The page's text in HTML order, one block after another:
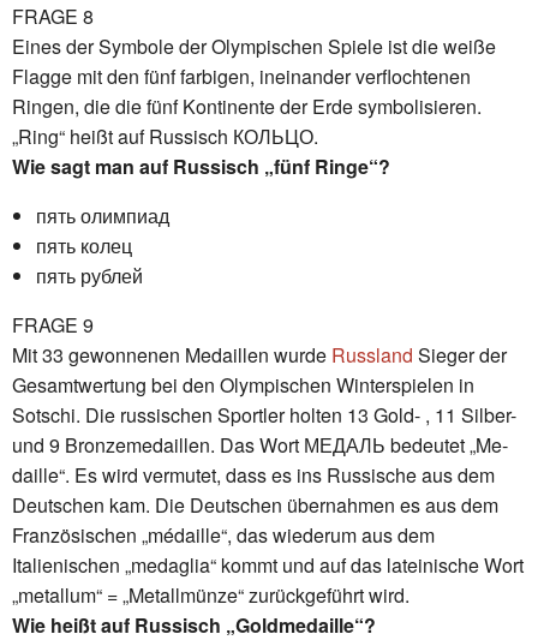
FRAGE 8
Eines der Symbole der Olympischen Spiele ist die weiße
Flagge mit den fünf farbigen, ineinander verflochtenen
Ringen, die die fünf Kontinente der Erde symbolisieren.
„Ring“ heißt auf Russisch КОЛЬЦО.
Wie sagt man auf Russisch „fünf Ringe“?
пять олимпиад
пять колец
пять рублей
FRAGE 9
Mit 33 gewonnenen Medaillen wurde Russland Sieger der
Gesamtwertung bei den Olympischen Winterspielen in
Sotschi. Die russischen Sportler holten 13 Gold- , 11 Silber-
und 9 Bronzemedaillen. Das Wort МЕДАЛЬ bedeutet „Me­
dail­le“. Es wird vermutet, dass es ins Russische aus dem
Deutschen kam. Die Deutschen übernahmen es aus dem
Französischen „médaille“, das wiederum aus dem
Italienischen „medaglia“ kommt und auf das lateinische Wort
„metallum“ = „Metallmünze“ zurückgeführt wird.
Wie heißt auf Russisch „Goldmedaille“?